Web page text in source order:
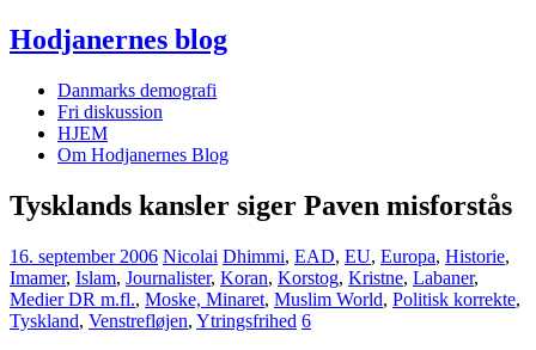
Hodjanernes blog
Danmarks demografi
Fri diskussion
HJEM
Om Hodjanernes Blog
Tysklands kansler siger Paven misforstås
16. september 2006 Nicolai Dhimmi, EAD, EU, Europa, Historie,
Imamer, Islam, Journalister, Koran, Korstog, Kristne, Labaner,
Medier DR m.fl., Moske, Minaret, Muslim World, Politisk korrekte,
Tyskland, Venstrefløjen, Ytringsfrihed 6